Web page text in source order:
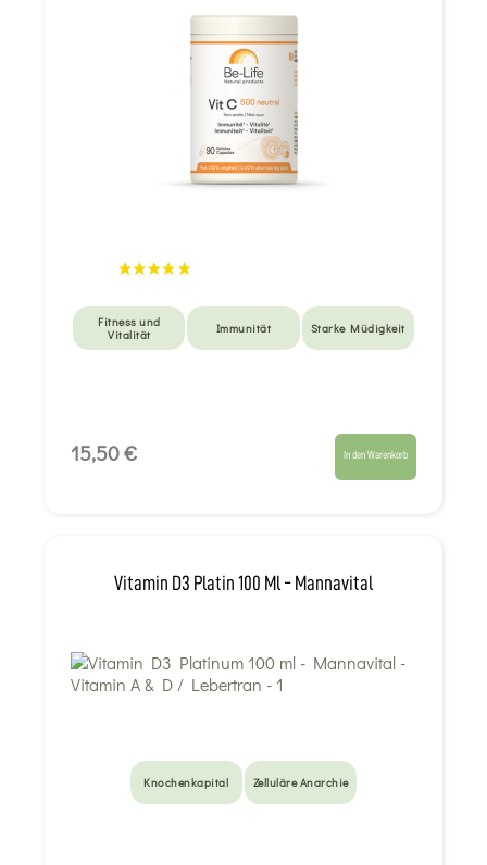
Fitness und
Vitalität
Immunität Starke Müdigkeit
15,50 € In den Warenkorb
Vitamin D3 Platin 100 Ml - Mannavital
Knochenkapital Zelluläre Anarchie